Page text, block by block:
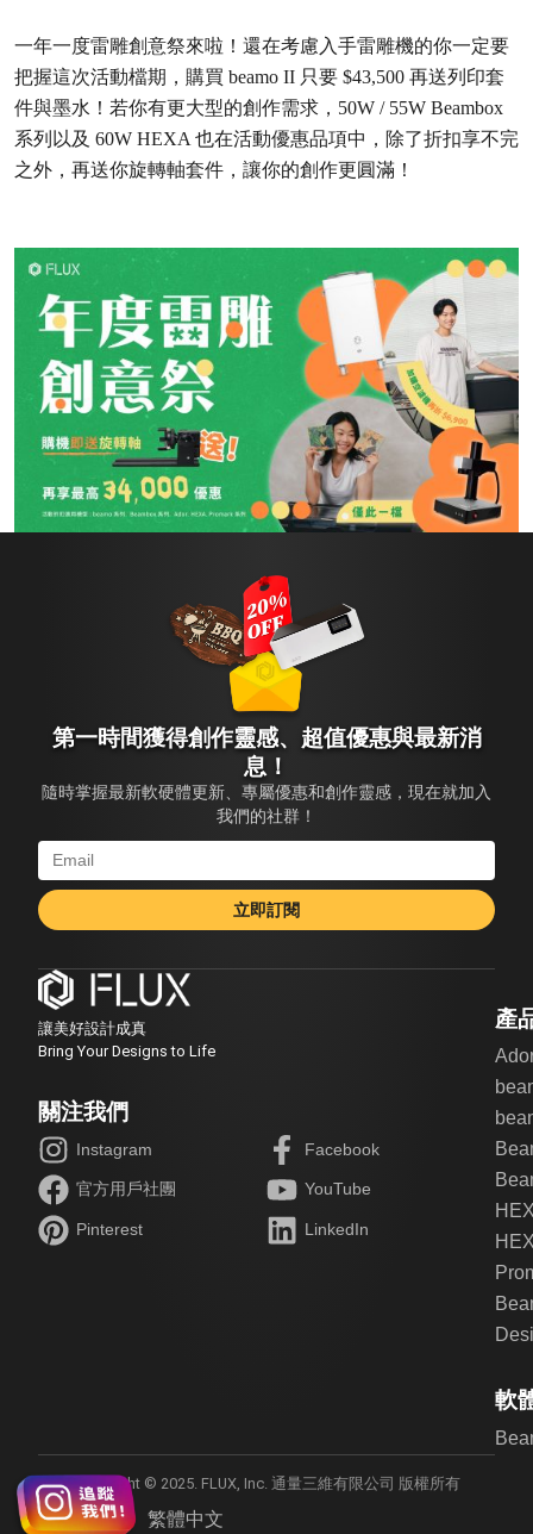
一年一度雷雕創意祭來啦！還在考慮入手雷雕機的你一定要
把握這次活動檔期，購買 beamo II 只要 $43,500 再送列印套
件與墨水！若你有更大型的創作需求，50W / 55W Beambox
系列以及 60W HEXA 也在活動優惠品項中，除了折扣享不完
之外，再送你旋轉軸套件，讓你的創作更圓滿！
第一時間獲得創作靈感、超值優惠與最新消
息！
隨時掌握最新軟硬體更新、專屬優惠和創作靈感，現在就加入
我們的社群！
立即訂閱
讓美好設計成真
Bring Your Designs to Life
關注我們
Instagram Facebook
官方用戶社團 YouTube
Pinterest LinkedIn
產
軟
Copyright © 2025. FLUX, Inc. 通量三維有限公司 版權所有
English 繁體中文